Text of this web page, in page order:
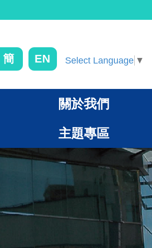
簡 EN Select Language ▼
關於我們
主題專區